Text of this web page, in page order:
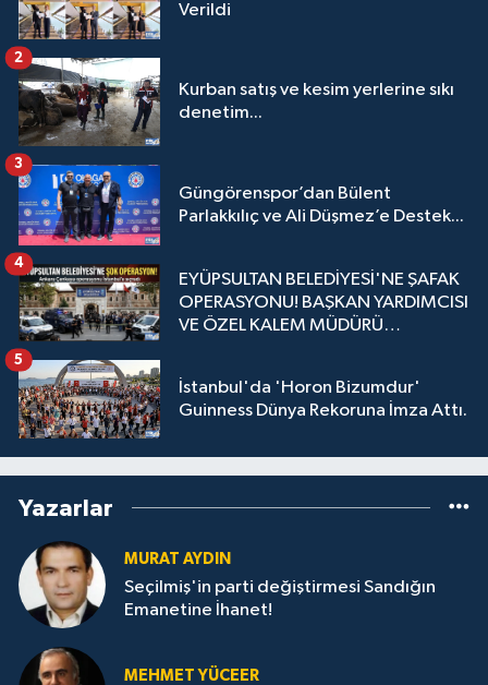
Verildi
Kurban satış ve kesim yerlerine sıkı
denetim...
2
Güngörenspor’dan Bülent
Parlakkılıç ve Ali Düşmez’e Destek...
3
EYÜPSULTAN BELEDİYESİ'NE ŞAFAK
OPERASYONU! BAŞKAN YARDIMCISI
VE ÖZEL KALEM MÜDÜRÜ
4
İstanbul'da 'Horon Bizumdur'
Guinness Dünya Rekoruna İmza Attı.
5
Yazarlar
MURAT AYDIN
Seçilmiş'in parti değiştirmesi Sandığın
Emanetine İhanet!
MEHMET YÜCEER